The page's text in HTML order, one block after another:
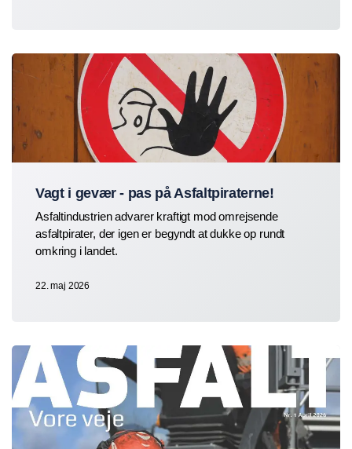
Vagt i gevær - pas på Asfaltpiraterne!
Asfaltindustrien advarer kraftigt mod omrejsende
asfaltpirater, der igen er begyndt at dukke op rundt
omkring i landet.
22. maj 2026